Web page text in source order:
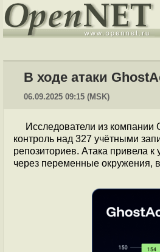
В ходе атаки
06.09.2025 09:15 (MSK)
Исследователи из компании
контроль над 327 учётными
репозиториев. Атака привела
через переменные окружения,